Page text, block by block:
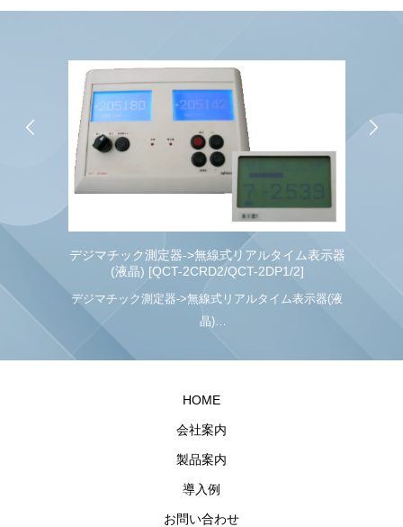
力
デジマチック測定器->無線式リアルタイム表示器
(液晶) [QCT-2CRD2/QCT-2DP1/2]
デジマチック測定器->無線式リアルタイム表示器(液
晶)
HOME
会社案内
製品案内
導入例
お問い合わせ